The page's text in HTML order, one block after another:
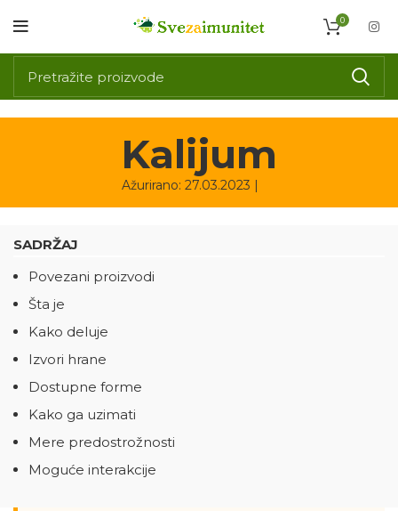
0
Kalijum
Ažurirano: 27.03.2023 |
SADRŽAJ
Povezani proizvodi
Šta je
Kako deluje
Izvori hrane
Dostupne forme
Kako ga uzimati
Mere predostrožnosti
Moguće interakcije